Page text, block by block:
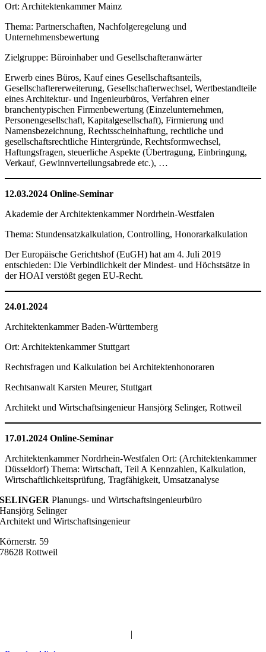
Ort: Architektenkammer Mainz
Thema: Partnerschaften, Nachfolgeregelung und
Unternehmensbewertung
Zielgruppe: Büroinhaber und Gesellschafteranwärter
Erwerb eines Büros, Kauf eines Gesellschaftsanteils,
Gesellschaftererweiterung, Gesellschafterwechsel, Wertbestandteile
eines Architektur- und Ingenieurbüros, Verfahren einer
branchentypischen Firmenbewertung (Einzelunternehmen,
Personengesellschaft, Kapitalgesellschaft), Firmierung und
Namensbezeichnung, Rechtsscheinhaftung, rechtliche und
gesellschaftsrechtliche Hintergründe, Rechtsformwechsel,
Haftungsfragen, steuerliche Aspekte (Übertragung, Einbringung,
Verkauf, Gewinnverteilungsabrede etc.), …
12.03.2024 Online-Seminar
Akademie der Architektenkammer Nordrhein-Westfalen
Thema: Stundensatzkalkulation, Controlling, Honorarkalkulation
Der Europäische Gerichtshof (EuGH) hat am 4. Juli 2019
entschieden: Die Verbindlichkeit der Mindest- und Höchstsätze in
der HOAI verstößt gegen EU-Recht.
24.01.2024
Architektenkammer Baden-Württemberg
Ort: Architektenkammer Stuttgart
Rechtsfragen und Kalkulation bei Architektenhonoraren
Rechtsanwalt Karsten Meurer, Stuttgart
Architekt und Wirtschaftsingenieur Hansjörg Selinger, Rottweil
17.01.2024 Online-Seminar
Architektenkammer Nordrhein-Westfalen Ort: (Architektenkammer
Düsseldorf) Thema: Wirtschaft, Teil A Kennzahlen, Kalkulation,
Wirtschaftlichkeitsprüfung, Tragfähigkeit, Umsatzanalyse
SELINGER Planungs- und Wirtschaftsingenieurbüro
Hansjörg Selinger
Architekt und Wirtschaftsingenieur
Körnerstr. 59
78628 Rottweil
|